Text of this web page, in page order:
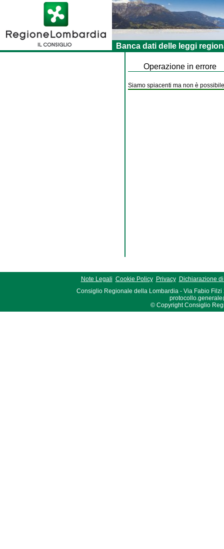
Banca dati delle leggi
Operazione in errore
Siamo spiacenti ma non è
Note Legali Cookie Policy Privacy
Dichiarazione
Consiglio Regionale della Lombardia - Via Fabio Filzi
© Copyright Consiglio